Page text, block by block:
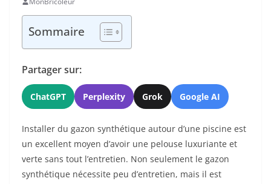
Sommaire
Partager sur:
ChatGPT Perplexity Grok Google AI
Installer du gazon synthétique autour d’une piscine est
un excellent moyen d’avoir une pelouse luxuriante et
verte sans tout l’entretien. Non seulement le gazon
synthétique nécessite peu d’entretien, mais il est